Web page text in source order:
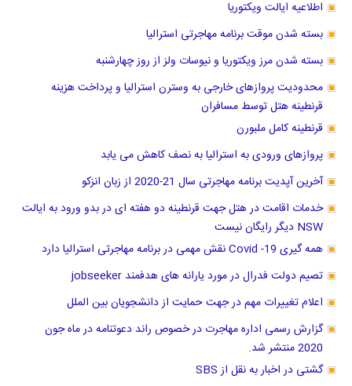
اطلاعیه ایالت ویکتوریا
بسته شدن موقت برنامه مهاجرتی استرالیا
بسته شدن مرز ویکتوریا و نیوسات ولز از روز چهارشنبه
محدودیت پروازهای خارجی به وسترن استرالیا و پرداخت هزینه
قرنطینه هتل توسط مسافران
قرنطینه کامل ملبورن
پروازهای ورودی به استرالیا به نصف کاهش می یابد
آخرین آپدیت برنامه مهاجرتی سال 21-2020 از زبان انزکو
خدمات اقامت در هتل جهت قرنطینه دو هفته ای در بدو ورود به ایالت
NSW دیگر رایگان نیست
همه گیری Covid -19 نقش مهمی در برنامه مهاجرتی استرالیا دارد
تصیم دولت فدرال در مورد یارانه های هدفمند jobseeker
اعلام تغییرات مهم در جهت حمایت از دانشجویان بین الملل
گزارش رسمی اداره مهاجرت در خصوص راند دعوتنامه در ماه جون
2020 منتشر شد.
گشتی در اخبار به نقل از SBS